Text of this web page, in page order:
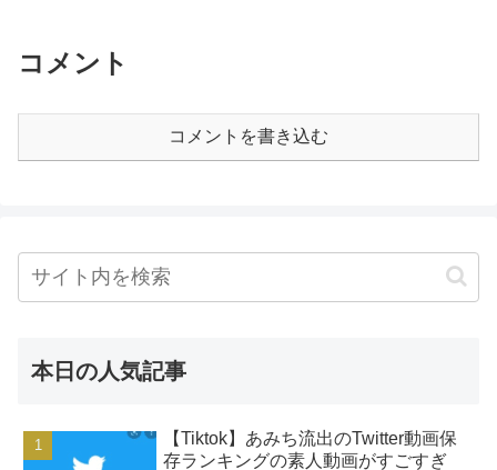
コメント
コメントを書き込む
本日の人気記事
【Tiktok】あみち流出のTwitter動画保
存ランキングの素人動画がすごすぎ